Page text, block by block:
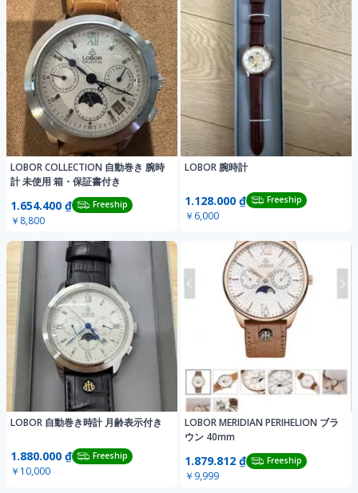
LOBOR COLLECTION 自動巻き 腕時
計 未使用 箱・保証書付き
1.654.400 ₫ Freeship
￥8,800
LOBOR 腕時計
1.128.000 ₫ Freeship
￥6,000
LOBOR 自動巻き時計 月齢表示付き
1.880.000 ₫ Freeship
￥10,000
LOBOR MERIDIAN PERIHELION ブラ
ウン 40mm
1.879.812 ₫ Freeship
￥9,999